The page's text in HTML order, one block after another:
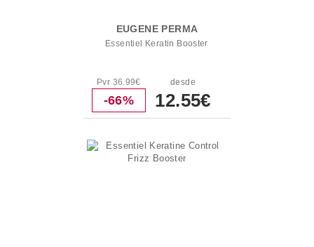
EUGENE PERMA
Essentiel Keratin Booster
Pvr 36.99€
-66%
desde
12.55€